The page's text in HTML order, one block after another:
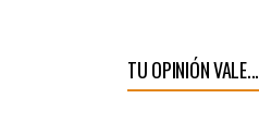
TU OPINIÓN VALE...